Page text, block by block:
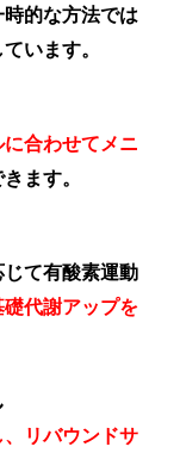
時的な方法では
います。
合わせてメニ
ます。
て有酸素運動
代謝アップを
リバウンドサ